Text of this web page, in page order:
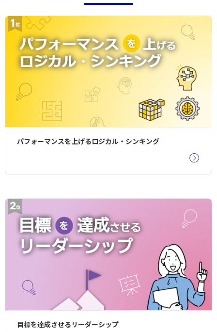
パフォーマンスを上げるロジカル・シンキング
目標を達成させるリーダーシップ